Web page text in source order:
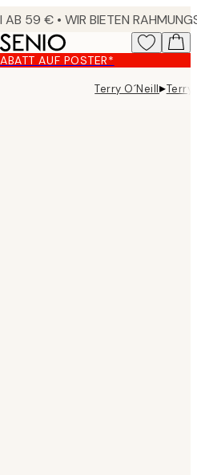
AUF POSTER*
Terry O´Neill▸